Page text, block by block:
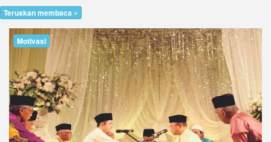
Teruskan membaca »
Motivasi